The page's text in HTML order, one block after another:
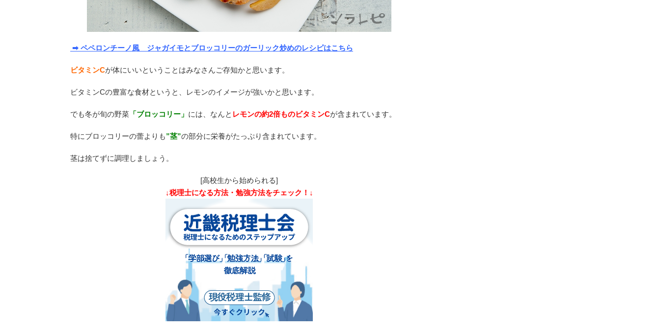
➡ ペペロンチーノ風 ジャガイモとブロッコリーのガーリック炒めのレシピはこちら
ビタミンCが体にいいということはみなさんご存知かと思います。
ビタミンCの豊富な食材というと、レモンのイメージが強いかと思います。
でも冬が旬の野菜 「ブロッコリー」 には、なんと レモンの約2倍ものビタミンCが含まれています。
特にブロッコリーの蕾よりも”茎”の部分に栄養がたっぷり含まれています。
茎は捨てずに調理しましょう。
[高校生から始められる]
↓税理士になる方法・勉強方法をチェック！↓